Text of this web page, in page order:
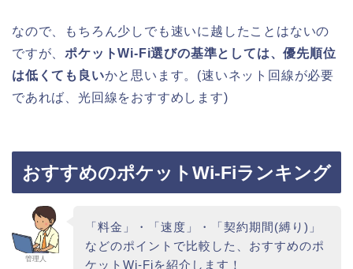
なので、もちろん少しでも速いに越したことはないの
ですが、ポケットWi-Fi選びの基準としては、優先順位
は低くても良いかと思います。(速いネット回線が必要
であれば、光回線をおすすめします)
おすすめのポケットWi-Fiランキング
管理人
「料金」・「速度」・「契約期間(縛り)」
などのポイントで比較した、おすすめのポ
ケットWi-Fiを紹介します！